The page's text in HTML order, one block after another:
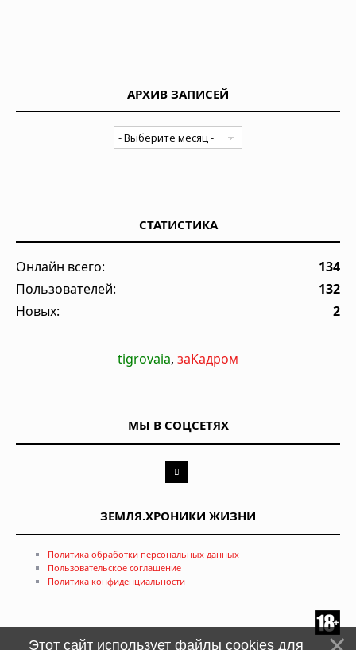
АРХИВ ЗАПИСЕЙ
СТАТИСТИКА
Онлайн всего:
134
Пользователей:
132
Новых:
2
tigrovaia, заКадром
МЫ В СОЦСЕТЯХ
ЗЕМЛЯ.ХРОНИКИ ЖИЗНИ
Политика обработки персональных данных
Пользовательское соглашение
Политика конфиденциальности
Этот сайт использует файлы cookies для